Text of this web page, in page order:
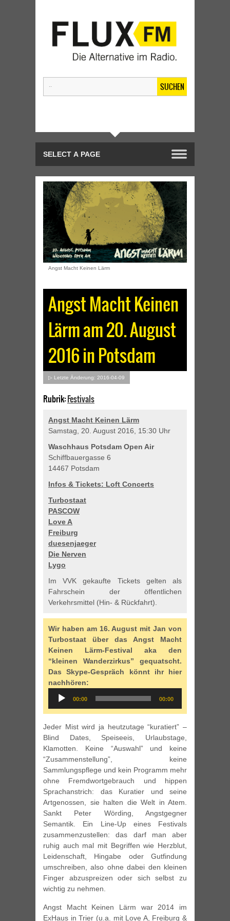
SUCHEN
Angst Macht Keinen Lärm
Angst Macht Keinen
Lärm am 20. August
2016 in Potsdam
▷ Letzte Änderung: 2016-04-09
Rubrik:Festivals
Angst Macht Keinen Lärm
Samstag, 20. August 2016, 15:30 Uhr
Waschhaus Potsdam Open Air
Schiffbauergasse 6
14467 Potsdam
Infos & Tickets: Loft Concerts
Turbostaat
PASCOW
Love A
Freiburg
duesenjaeger
Die Nerven
Lygo
Im VVK gekaufte Tickets gelten als
Fahrschein der öffentlichen
Verkehrsmittel (Hin- & Rückfahrt).
Wir haben am 16. August mit Jan von
Turbostaat über das Angst Macht
Keinen Lärm-Festival aka den
“kleinen Wanderzirkus” gequatscht.
Das Skype-Gespräch könnt ihr hier
nachhören:
Audio
Player
00:00 00:00
Jeder Mist wird ja heutzutage “kuratiert” –
Blind Dates, Speiseeis, Urlaubstage,
Klamotten. Keine “Auswahl” und keine
“Zusammenstellung”, keine
Sammlungspflege und kein Programm mehr
ohne Fremdwortgebrauch und hippen
Sprachanstrich: das Kuratier und seine
Artgenossen, sie halten die Welt in Atem.
Sankt Peter Wörding, Angstgegner
Semantik. Ein Line-Up eines Festivals
zusammenzustellen: das darf man aber
ruhig auch mal mit Begriffen wie Herzblut,
Leidenschaft, Hingabe oder Gutfindung
umschreiben, also ohne dabei den kleinen
Finger abzuspreizen oder sich selbst zu
wichtig zu nehmen.
Angst Macht Keinen Lärm war 2014 im
ExHaus in Trier (u.a. mit Love A, Freiburg &